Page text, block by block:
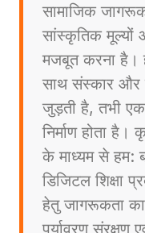
सामाजिक
सांस्कृतिक मूल्यों
मजबूत करना है।
साथ संस्कार और
जुड़ती है, तभी
निर्माण होता
के माध्यम से हम:
डिजिटल शिक्षा
हेतु जागरूकता
पर्यावरण संरक्षण